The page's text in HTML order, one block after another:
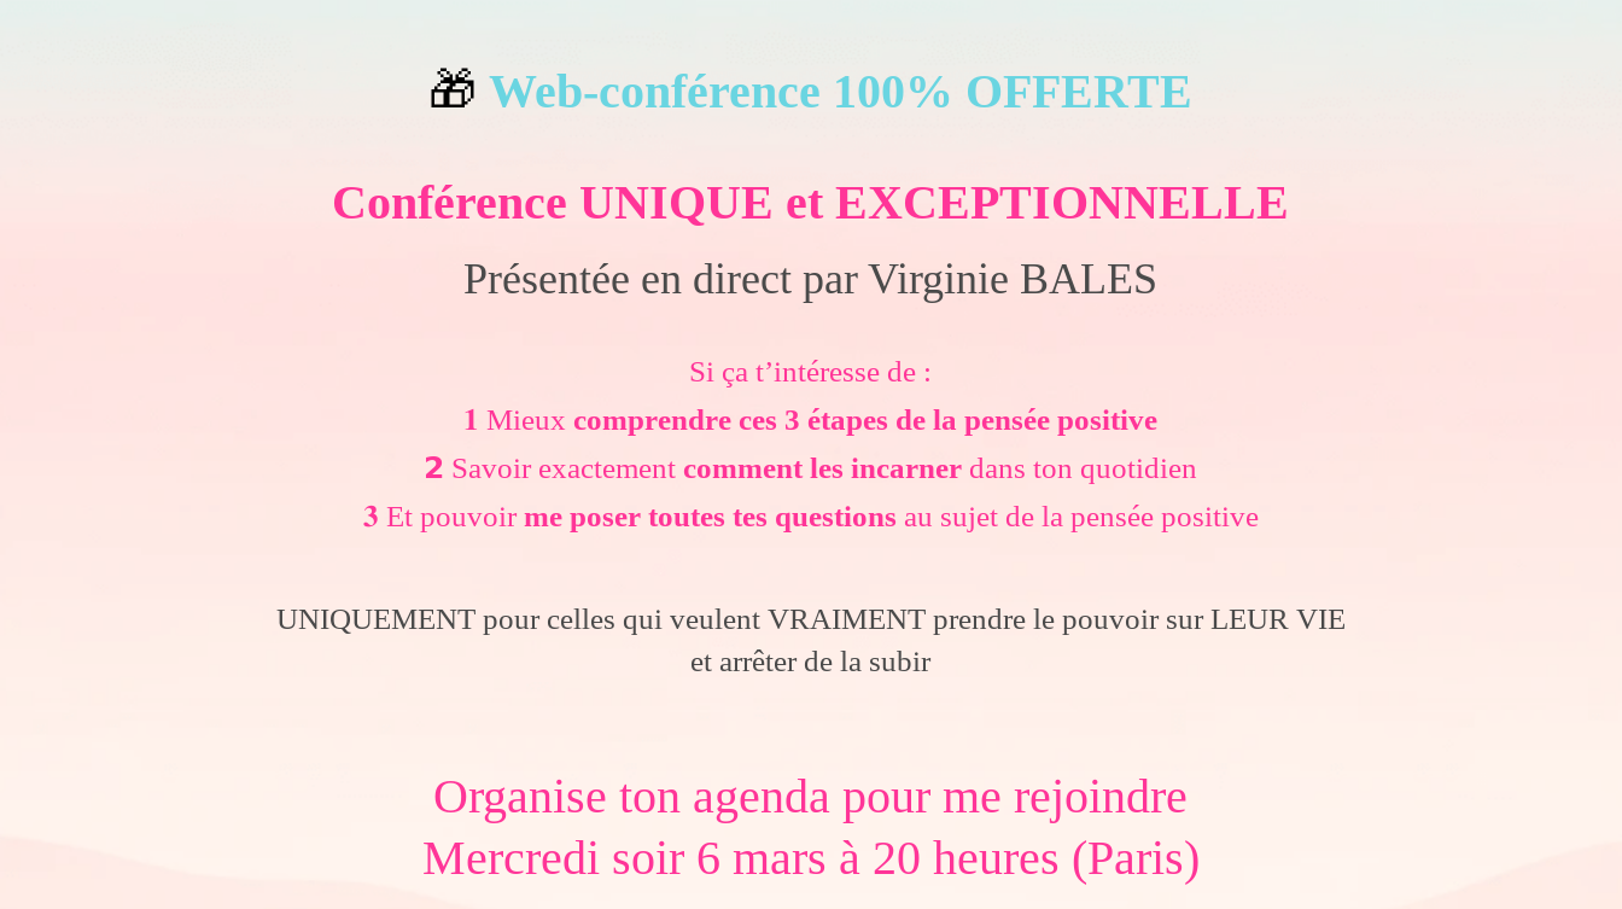
🎁Web-conférence 100% OFFERTE
Conférence UNIQUE et EXCEPTIONNELLE
Présentée en direct par Virginie BALES
Si ça t’intéresse de :
𝟏 Mieux comprendre ces 3 étapes de la pensée positive
𝟮 Savoir exactement comment les incarner dans ton quotidien
𝟑 Et pouvoir me poser toutes tes questions au sujet de la pensée positive
UNIQUEMENT pour celles qui veulent VRAIMENT prendre le pouvoir sur LEUR VIE
et arrêter de la subir
Organise ton agenda pour me rejoindre
Mercredi soir 6 mars à 20 heures (Paris)